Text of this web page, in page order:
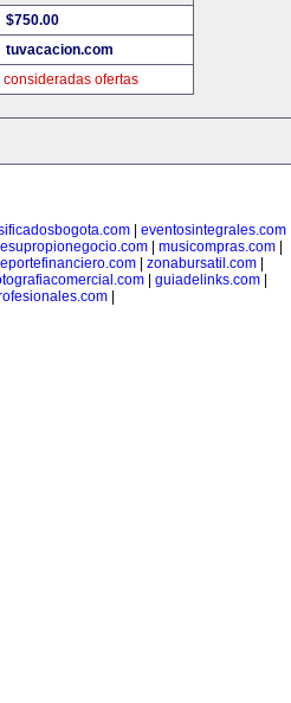
$750.00
tuvacacion.com
consideradas ofertas
| eventosintegrales.com|
| musicompras.com|
zonabursatil.com
guiadelinks.com
|